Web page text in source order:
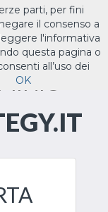
Toggle
parti, per fini
il consenso a
l'informativa
questa pagina o
all’uso dei
OK